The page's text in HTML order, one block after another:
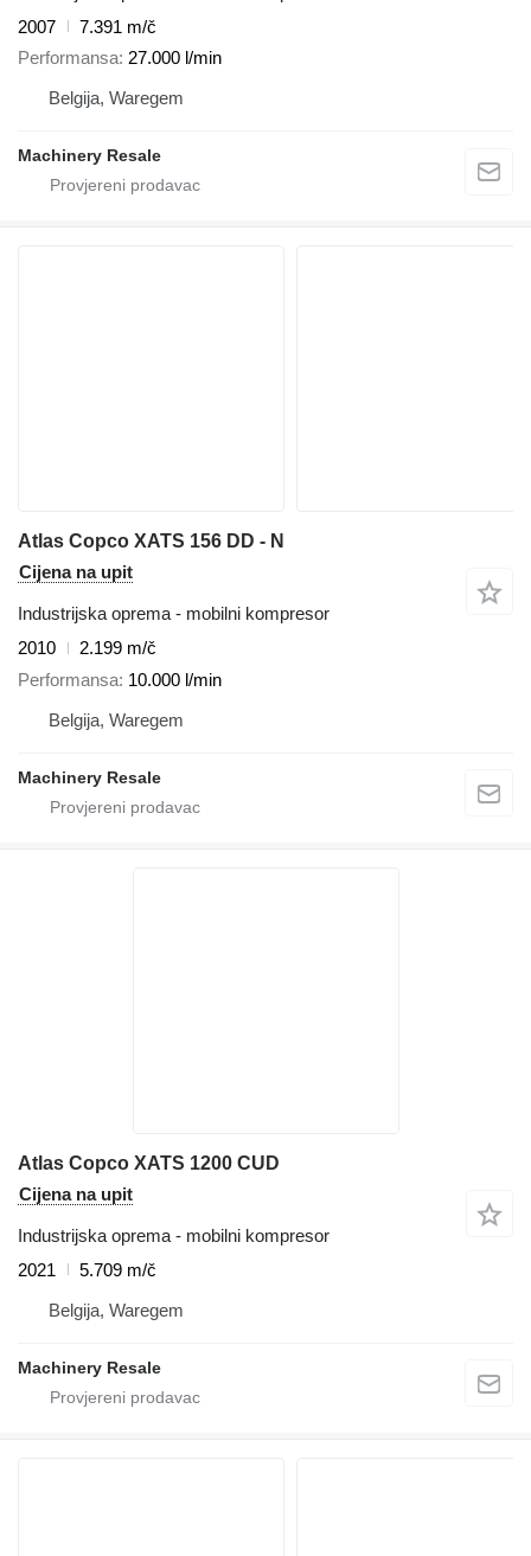
2007
7.391 m/č
Performansa 27.000 l/min
Belgija, Waregem
Machinery Resale
Atlas Copco XATS 156 DD - N
Cijena na upit
Industrijska oprema - mobilni kompresor
2010
2.199 m/č
Performansa 10.000 l/min
Belgija, Waregem
Machinery Resale
Atlas Copco XATS 1200 CUD
Cijena na upit
Industrijska oprema - mobilni kompresor
2021
5.709 m/č
Belgija, Waregem
Machinery Resale